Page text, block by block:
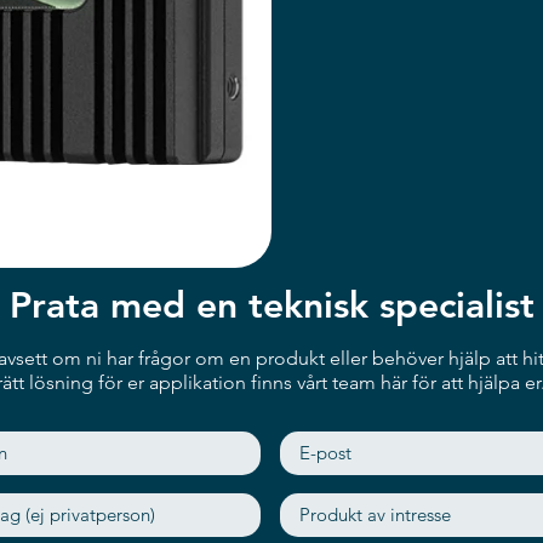
Prata med en teknisk specialist
om ni har frågor om en produkt eller behöver hjälp att
lösning för er applikation finns vårt team här för att hjälpa